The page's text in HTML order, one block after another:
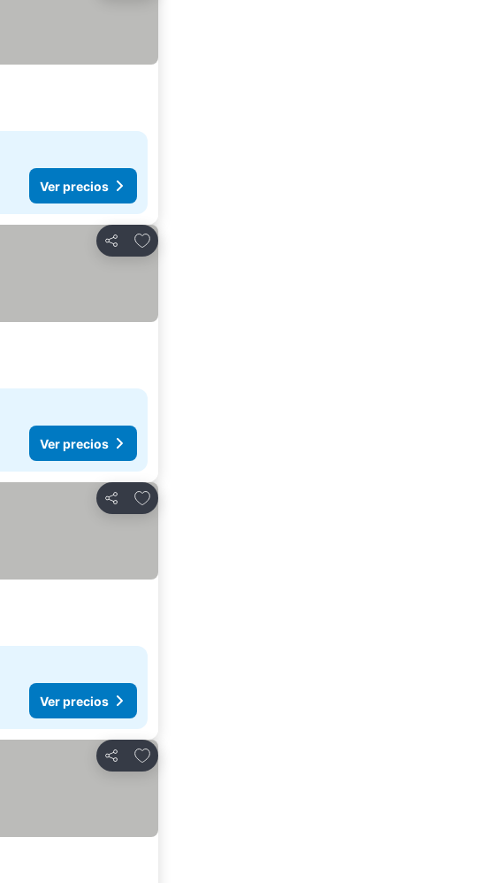
Ver precios
Compartir
Agregar a favoritos
Ver precios
Compartir
Agregar a favoritos
Ver precios
Compartir
Agregar a favoritos